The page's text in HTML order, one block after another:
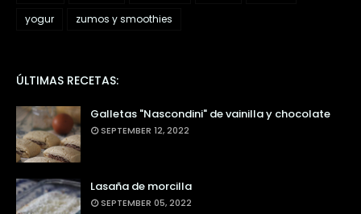
yogur
zumos y smoothies
ÚLTIMAS RECETAS:
Galletas "Nascondini" de vainilla y chocolate
SEPTEMBER 12, 2022
Lasaña de morcilla
SEPTEMBER 05, 2022